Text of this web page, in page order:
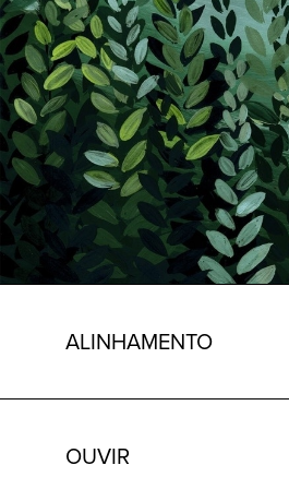
ALINHAMENTO
OUVIR